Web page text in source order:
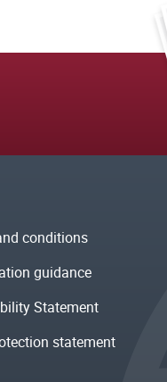
conditions
guidance
Statement
statement